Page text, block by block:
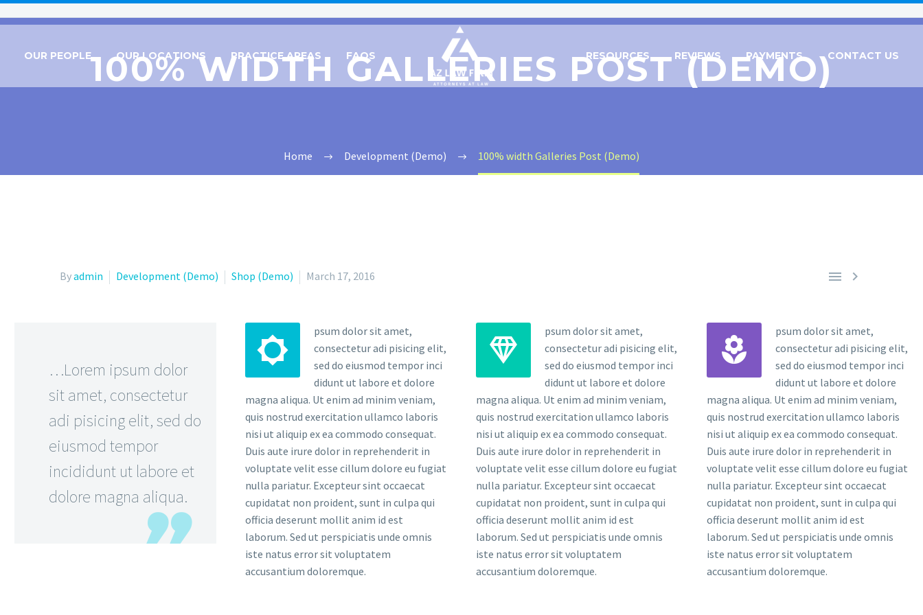
OUR PEOPLE OUR LOCATIONS PRACTICE AREAS FAQS RESOURCES REVIEWS PAYMENTS CONTACT US
100% WIDTH GALLERIES POST (DEMO)
Home Development (Demo) 100% width Galleries Post (Demo)
 
Byadmin Development (Demo) Shop (Demo) March 17, 2016
…Lorem ipsum dolor
sit amet, consectetur
adi pisicing elit, sed do
eiusmod tempor
incididunt ut labore et
dolore magna aliqua.


psum dolor sit amet,
consectetur adi pisicing elit,
sed do eiusmod tempor inci
didunt ut labore et dolore
magna aliqua. Ut enim ad minim veniam,
quis nostrud exercitation ullamco laboris
nisi ut aliquip ex ea commodo consequat.
Duis aute irure dolor in reprehenderit in
voluptate velit esse cillum dolore eu fugiat
nulla pariatur. Excepteur sint occaecat
cupidatat non proident, sunt in culpa qui
officia deserunt mollit anim id est
laborum. Sed ut perspiciatis unde omnis
iste natus error sit voluptatem
accusantium doloremque.


psum dolor sit amet,
consectetur adi pisicing elit,
sed do eiusmod tempor inci
didunt ut labore et dolore
magna aliqua. Ut enim ad minim veniam,
quis nostrud exercitation ullamco laboris
nisi ut aliquip ex ea commodo consequat.
Duis aute irure dolor in reprehenderit in
voluptate velit esse cillum dolore eu fugiat
nulla pariatur. Excepteur sint occaecat
cupidatat non proident, sunt in culpa qui
officia deserunt mollit anim id est
laborum. Sed ut perspiciatis unde omnis
iste natus error sit voluptatem
accusantium doloremque.


psum dolor sit amet,
consectetur adi pisicing elit,
sed do eiusmod tempor inci
didunt ut labore et dolore
magna aliqua. Ut enim ad minim veniam,
quis nostrud exercitation ullamco laboris
nisi ut aliquip ex ea commodo consequat.
Duis aute irure dolor in reprehenderit in
voluptate velit esse cillum dolore eu fugiat
nulla pariatur. Excepteur sint occaecat
cupidatat non proident, sunt in culpa qui
officia deserunt mollit anim id est
laborum. Sed ut perspiciatis unde omnis
iste natus error sit voluptatem
accusantium doloremque.